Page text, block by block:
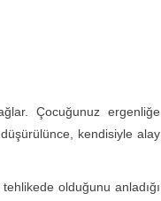
Çocuğunuz ergenliğe
kendisiyle alay
olduğunu anladığı